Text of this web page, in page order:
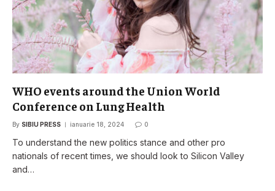
WHO events around the Union World
Conference on Lung Health
By SIBIU PRESS ianuarie 18, 2024 0
To understand the new politics stance and other pro
nationals of recent times, we should look to Silicon Valley
and…